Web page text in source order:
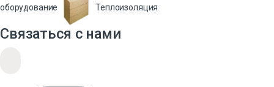
оборудование Теплоизоляция
Связаться с нами